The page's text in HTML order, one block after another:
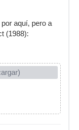
aquí, pero a
(1988):